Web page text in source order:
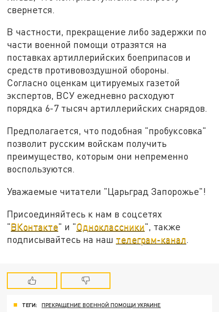
свернется.
В частности, прекращение либо задержки по
части военной помощи отразятся на
поставках артиллерийских боеприпасов и
средств противовоздушной обороны.
Согласно оценкам цитируемых газетой
экспертов, ВСУ ежедневно расходуют
порядка 6-7 тысяч артиллерийских снарядов.
Предполагается, что подобная "пробуксовка"
позволит русским войскам получить
преимущество, которым они непременно
воспользуются.
Уважаемые читатели "Царьград Запорожье"!
Присоединяйтесь к нам в соцсетях
"ВКонтакте" и "Одноклассники", также
подписывайтесь на наш телеграм-канал
ТЕГИ:
ПРЕКРАЩЕНИЕ ВОЕННОЙ ПОМОЩИ УКРАИНЕ